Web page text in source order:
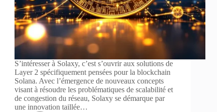
S’intéresser à Solaxy, c’est s’ouvrir aux solutions de
Layer 2 spécifiquement pensées pour la blockchain
Solana. Avec l’émergence de nouveaux concepts
visant à résoudre les problématiques de scalabilité et
de congestion du réseau, Solaxy se démarque par
une innovation taillée…